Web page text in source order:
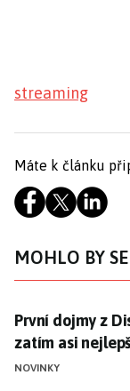
streaming
Máte k článku
MOHLO BY
První dojmy z
První dojmy z
zatím asi
NOVINKY